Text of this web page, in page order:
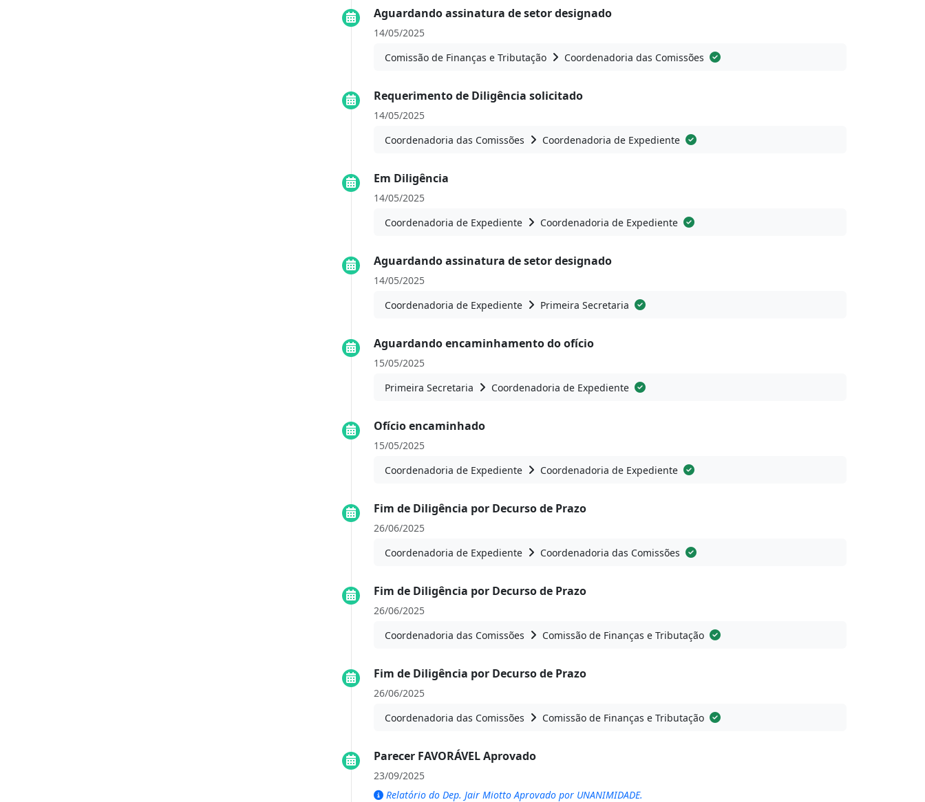
Aguardando assinatura de setor designado
14/05/2025
Comissão de Finanças e Tributação
Coordenadoria das Comissões
Requerimento de Diligência solicitado
14/05/2025
Coordenadoria das Comissões
Coordenadoria de Expediente
Em Diligência
14/05/2025
Coordenadoria de Expediente
Coordenadoria de Expediente
Aguardando assinatura de setor designado
14/05/2025
Coordenadoria de Expediente
Primeira Secretaria
Aguardando encaminhamento do ofício
15/05/2025
Primeira Secretaria
Coordenadoria de Expediente
Ofício encaminhado
15/05/2025
Coordenadoria de Expediente
Coordenadoria de Expediente
Fim de Diligência por Decurso de Prazo
26/06/2025
Coordenadoria de Expediente
Coordenadoria das Comissões
Fim de Diligência por Decurso de Prazo
26/06/2025
Coordenadoria das Comissões
Comissão de Finanças e Tributação
Fim de Diligência por Decurso de Prazo
26/06/2025
Coordenadoria das Comissões
Comissão de Finanças e Tributação
Parecer FAVORÁVEL Aprovado
23/09/2025
Relatório do Dep. Jair Miotto Aprovado por UNANIMIDADE.